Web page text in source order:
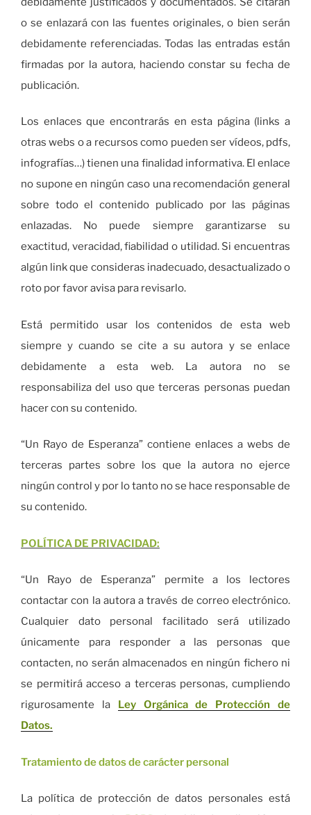
o se enlazará con las fuentes originales, o bien serán
debidamente referenciadas. Todas las entradas están
firmadas por la autora, haciendo constar su fecha de
publicación.
Los enlaces que encontrarás en esta página (links a
otras webs o a recursos como pueden ser vídeos, pdfs,
infografías…) tienen una finalidad informativa. El enlace
no supone en ningún caso una recomendación general
sobre todo el contenido publicado por las páginas
enlazadas. No puede siempre garantizarse su
exactitud, veracidad, fiabilidad o utilidad. Si encuentras
algún link que consideras inadecuado, desactualizado o
roto por favor avisa para revisarlo.
Está permitido usar los contenidos de esta web
siempre y cuando se cite a su autora y se enlace
debidamente a esta web. La autora no se
responsabiliza del uso que terceras personas puedan
hacer con su contenido.
“Un Rayo de Esperanza” contiene enlaces a webs de
terceras partes sobre los que la autora no ejerce
ningún control y por lo tanto no se hace responsable de
su contenido.
POLÍTICA DE PRIVACIDAD:
“Un Rayo de Esperanza” permite a los lectores
contactar con la autora a través de correo electrónico.
Cualquier dato personal facilitado será utilizado
únicamente para responder a las personas que
contacten, no serán almacenados en ningún fichero ni
se permitirá acceso a terceras personas, cumpliendo
rigurosamente la
Ley Orgánica de Protección de
Datos.
Tratamiento de datos de carácter personal
La política de protección de datos personales está